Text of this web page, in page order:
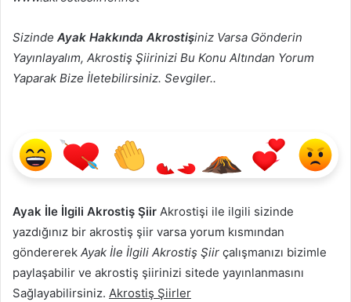
Sizinde Ayak Hakkında Akrostişiniz Varsa Gönderin
Yayınlayalım, Akrostiş Şiirinizi Bu Konu Altından Yorum
Yaparak Bize İletebilirsiniz. Sevgiler..
Ayak İle İlgili Akrostiş Şiir Akrostişi ile ilgili sizinde
yazdığınız bir akrostiş şiir varsa yorum kısmından
göndererek Ayak İle İlgili Akrostiş Şiir çalışmanızı bizimle
paylaşabilir ve akrostiş şiirinizi sitede yayınlanmasını
Sağlayabilirsiniz. Akrostiş Şiirler